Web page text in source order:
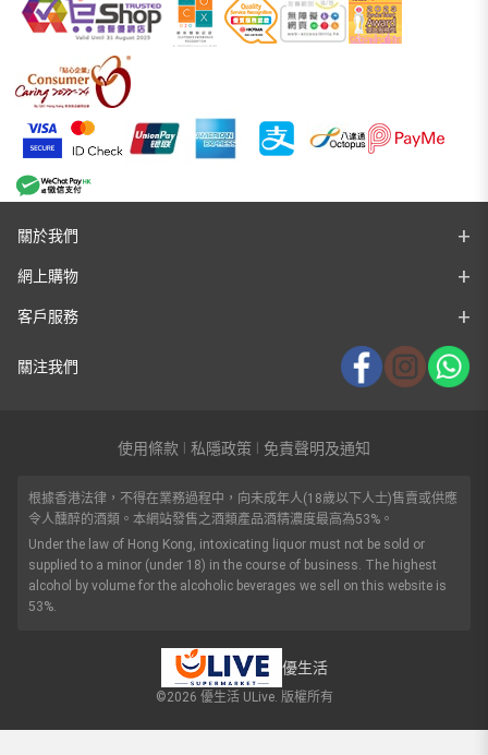
關於我們
網上購物
客戶服務
關注我們
使用條款 私隱政策 免責聲明及通知
根據香港法律，不得在業務過程中，向未成年人(18歲以下人士)售賣或供應
令人醺醉的酒類。本網站發售之酒類產品酒精濃度最高為53%。
Under the law of Hong Kong, intoxicating liquor must not be sold or
supplied to a minor (under 18) in the course of business. The highest
alcohol by volume for the alcoholic beverages we sell on this website is
53%.
優生活
©2026 優生活 ULive. 版權所有